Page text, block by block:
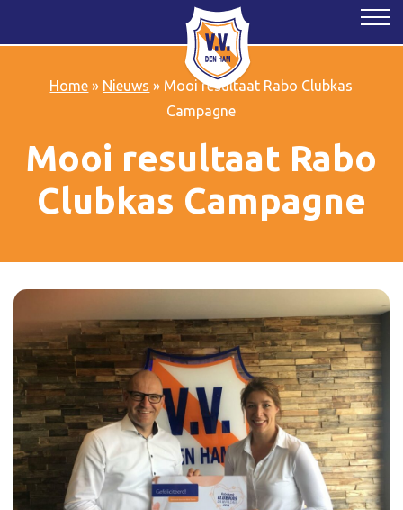
Home » Nieuws » Mooi resultaat Rabo Clubkas
Campagne
Mooi resultaat Rabo
Clubkas Campagne